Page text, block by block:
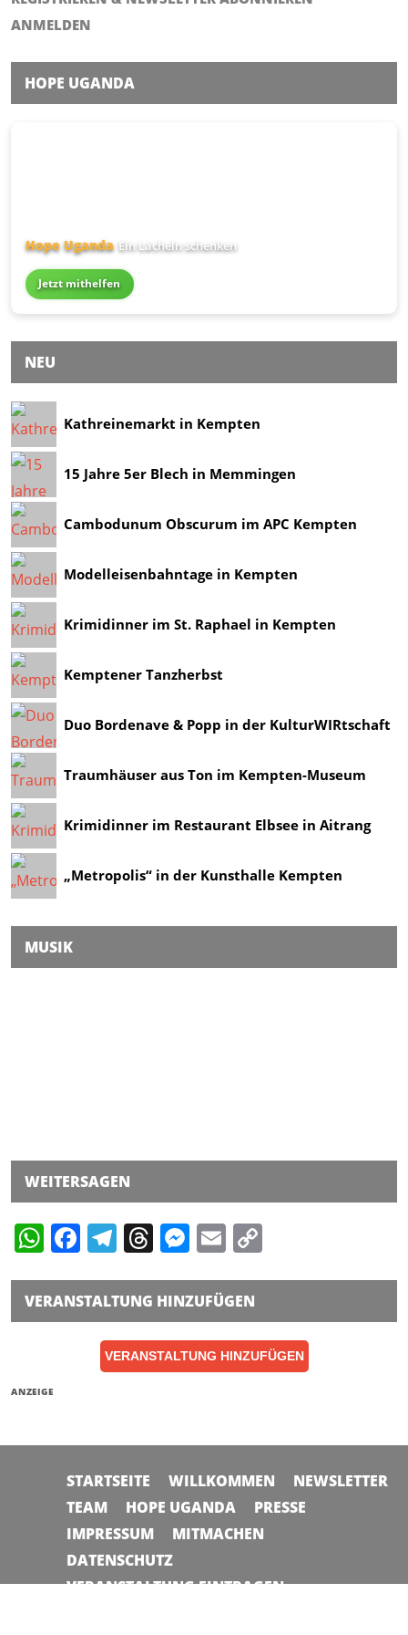
ANMELDEN
HOPE UGANDA
Hope Uganda Ein Lächeln schenken
Jetzt mithelfen
NEU
Kathreinemarkt in Kempten
15 Jahre 5er Blech in Memmingen
Cambodunum Obscurum im APC Kempten
Modelleisenbahntage in Kempten
Krimidinner im St. Raphael in Kempten
Kemptener Tanzherbst
Duo Bordenave & Popp in der KulturWIRtschaft
Traumhäuser aus Ton im Kempten-Museum
Krimidinner im Restaurant Elbsee in Aitrang
„Metropolis“ in der Kunsthalle Kempten
MUSIK
WEITERSAGEN
WhatsApp
Facebook
Telegram
Threads
Messenger
Email
VERANSTALTUNG HINZUFÜGEN
VERANSTALTUNG HINZUFÜGEN
ANZEIGE
STARTSEITE WILLKOMMEN
NEWSLETTER
TEAM
HOPE UGANDA
PRESSE
IMPRESSUM
MITMACHEN
DATENSCHUTZ
VERANSTALTUNG EINTRAGEN